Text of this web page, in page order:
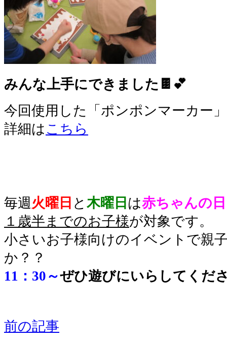
みんな上手にできました 🍫💕
今回使用した「ポンポンマーカー
詳細は こちら
毎週火曜日 と 木曜日 は赤ちゃんの日
１歳半までのお子様が対象です。
小さいお子様向けのイベントで親
か？？
11：30～ぜひ遊びにいらしてくだ
前の記事